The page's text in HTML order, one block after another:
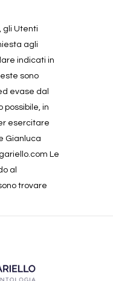
gli Utenti
agli
indicati in
sono
evase dal
possibile, in
esercitare
Gianluca
Le
al
trovare